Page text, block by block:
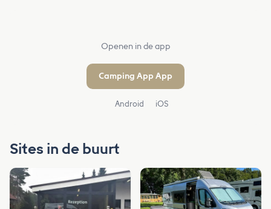
Openen in de app
Camping App App
Android iOS
Sites in de buurt